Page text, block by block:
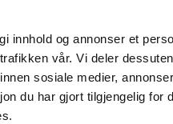
innhold og annonser et
vår. Vi deler
sosiale medier,
du har gjort tilgjengelig for